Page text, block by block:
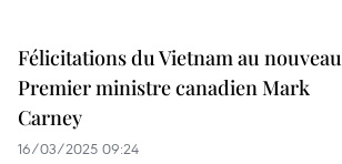
Félicitations du Vietnam au nouveau
Premier ministre canadien Mark
Carney
16/03/2025 09:24